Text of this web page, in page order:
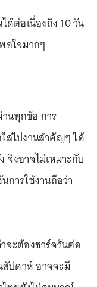
ด้ต่อเนื่องถึง 10 วัน
อใจมากๆ
นทุกข้อ การ
ส่ไปงานสำคัญๆ ได้
จึงอาจไม่เหมาะกับ
การใช้งานถือว่า
จะต้องชาร์จวันต่อ
สัปดาห์ อาจจะมี